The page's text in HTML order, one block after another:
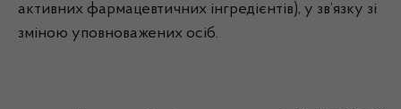
активних фармацевтичних інгредієнтів), у зв’язку зі
зміною уповноважених осіб.